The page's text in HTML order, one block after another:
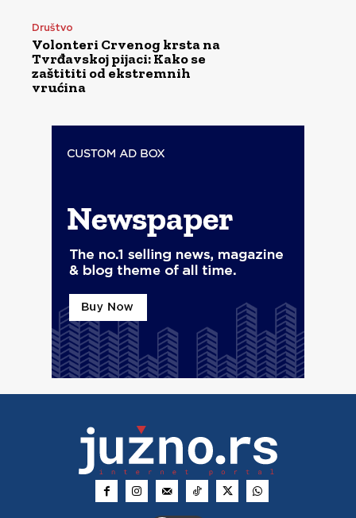
Društvo
Volonteri Crvenog krsta na
Tvrđavskoj pijaci: Kako se
zaštititi od ekstremnih
vrućina